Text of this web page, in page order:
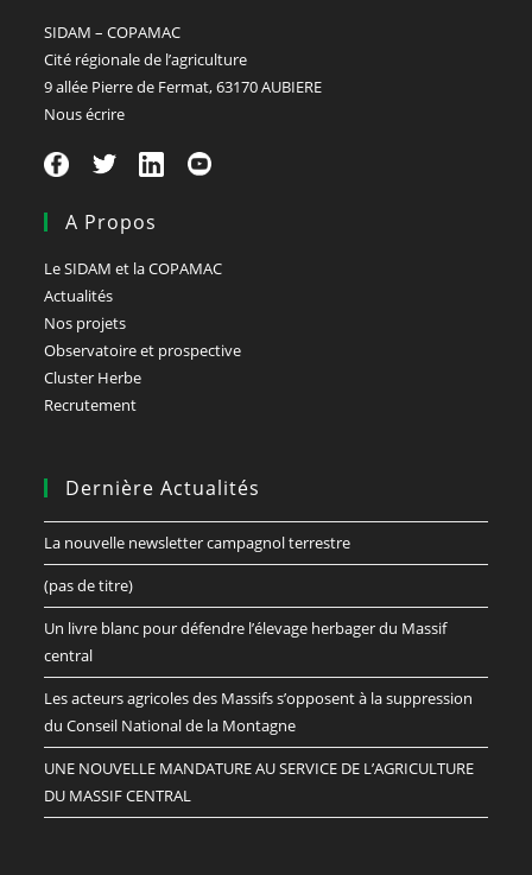
SIDAM – COPAMAC
Cité régionale de l’agriculture
9 allée Pierre de Fermat, 63170 AUBIERE
Nous écrire
A Propos
Le SIDAM et la COPAMAC
Actualités
Nos projets
Observatoire et prospective
Cluster Herbe
Recrutement
Dernière Actualités
La nouvelle newsletter campagnol terrestre
(pas de titre)
Un livre blanc pour défendre l’élevage herbager du Massif
central
Les acteurs agricoles des Massifs s’opposent à la suppression
du Conseil National de la Montagne
UNE NOUVELLE MANDATURE AU SERVICE DE L’AGRICULTURE
DU MASSIF CENTRAL